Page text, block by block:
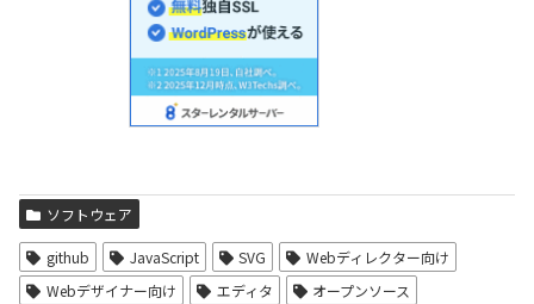
ソフトウェア
github JavaScript SVG
Webディレクター向け
Webデザイナー向け
エディタ
オープンソース